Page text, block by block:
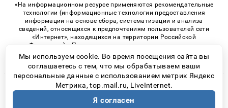
«На информационном ресурсе применяются рекомендательные
технологии (информационные технологии предоставления
информации на основе сбора, систематизации и анализа
сведений, относящихся к предпочтениям пользователей сети
«Интернет», находящихся на территории Российской
Федерации)». Правила применения рекомендательных
технологий в виджетах рекламно-обменной сети
«СМИ2» (PDF)
© 2026 «ProGorodSamara» | Все права защищены
Возрастная категория сайта 16+
Мы используем cookie. Во время посещения сайта вы
соглашаетесь с тем, что мы обрабатываем ваши
персональные данные с использованием метрик Яндекс
Метрика, top.mail.ru, LiveInternet.
Я согласен